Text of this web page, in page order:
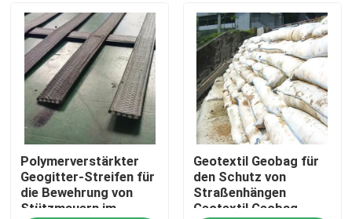
Videos
VR Show
Über uns
Fabrik Tour
Qualitätskontrolle
Polymerverstärkter
Geogitter-Streifen für
die Bewehrung von
Stützmauern im
Geotextil Geobag für
den Schutz von
Straßenhängen
Geotextil Geobag